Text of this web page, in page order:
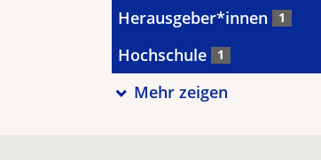
Herausgeber*innen 1
Hochschule 1
Mehr zeigen